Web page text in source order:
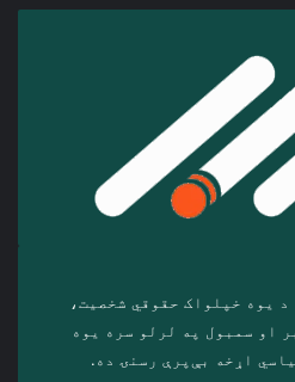
سفیر ټلوېزیوني شبکه د‎ یوه خپلواک حقوقي شخصیت،
اساس‌پاڼې، ځانګړي مهر او سمبول په لرلو سره ‎یوه